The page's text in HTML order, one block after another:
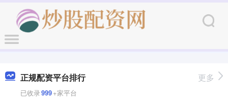
正规配资平台排行
已收录999+家平台
更多